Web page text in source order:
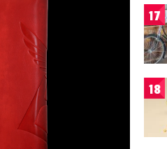
17
18